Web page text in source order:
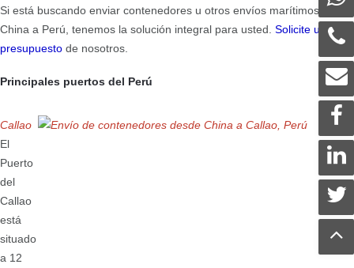
Si está buscando enviar contenedores u otros envíos marítimos desde
China a Perú, tenemos la solución integral para usted. Solicite un
presupuesto de nosotros.
Principales puertos del Perú
Callao
El
Puerto
del
Callao
está
situado
a 12